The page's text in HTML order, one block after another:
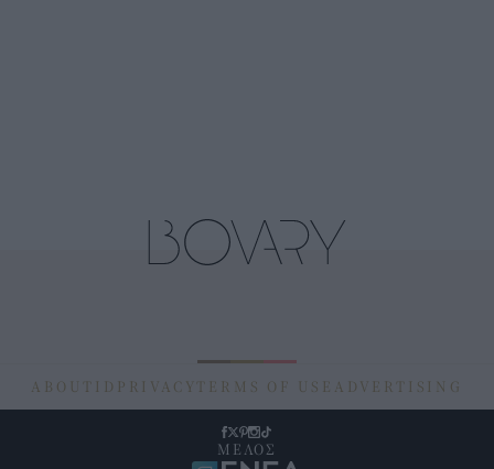
ABOUT ID PRIVACY TERMS OF USE ADVERTISING
ΜΕΛΟΣ